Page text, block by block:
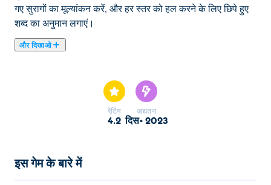
गए सुरागों का मूल्यांकन करें, और हर स्तर को हल करने के लिए छिपे हुए
शब्द का अनुमान लगाएं।
और दिखाओ
रेटिंग
4.2
अद्यतन
दिस॰ 2023
इस गेम के बारे में